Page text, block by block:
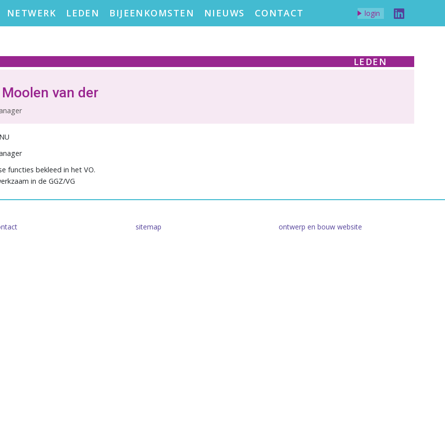
NETWERK LEDEN BIJEENKOMSTEN NIEUWS CONTACT login
LEDEN
van der
functies bekleed in het VO.
in de GGZ/VG
sitemap ontwerp en bouw website